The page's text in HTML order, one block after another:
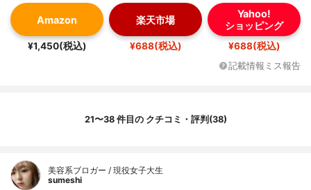
Amazon
¥1,450(税込)
楽天市場
¥688(税込)
Yahoo!
ショッピング
¥688(税込)
記載情報ミス報告
21〜38 件目の クチコミ・評判(38)
美容系ブロガー / 現役女子大生
sumeshi